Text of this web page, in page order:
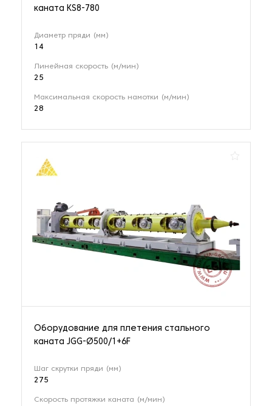
каната KS8-780
Диаметр пряди (мм)
14
Линейная скорость (м/мин)
25
Максимальная скорость намотки (м/мин)
28
Оборудование для плетения стального
каната JGG-Ø500/1+6F
Шаг скрутки пряди (мм)
275
Скорость протяжки каната (м/мин)